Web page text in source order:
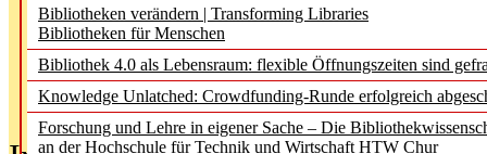
Bibliotheken verändern | Transforming Libraries
Bibliotheken für Menschen
Bibliothek 4.0 als Lebensraum: flexible Öffnungszeiten sind
Knowledge Unlatched: Crowdfunding-Runde erfolgreich
Forschung und Lehre in eigener Sache – Die
an der Hochschule für Technik und Wirtschaft HTW Chur